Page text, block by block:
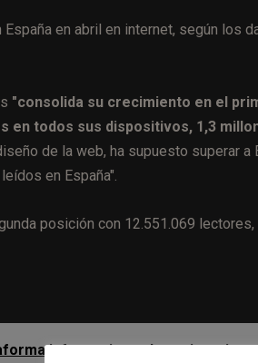
en abril en internet, según los
"consolida su crecimiento en el
en todos sus dispositivos, 1,3
de la web, ha supuesto superar
en España".
posición con 12.551.069
informativa sobre